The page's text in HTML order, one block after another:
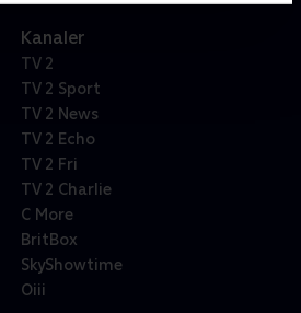
Kanaler
TV 2
TV 2 Sport
TV 2 News
TV 2 Echo
TV 2 Fri
TV 2 Charlie
C More
BritBox
SkyShowtime
Oiii